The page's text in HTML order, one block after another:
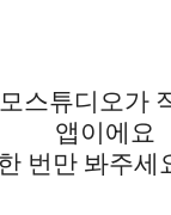
스튜디오가
앱이에요
번만 봐주세